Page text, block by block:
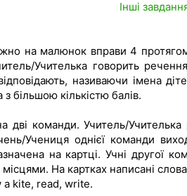
Інші
на малюнок вправи 4
Учителька говорить
називаючи імена
більшою кількістю балів.
дві команди. Учитель/
Учениця однієї команди
на картці. Учні другої
На картках написані
a kite, read, write.